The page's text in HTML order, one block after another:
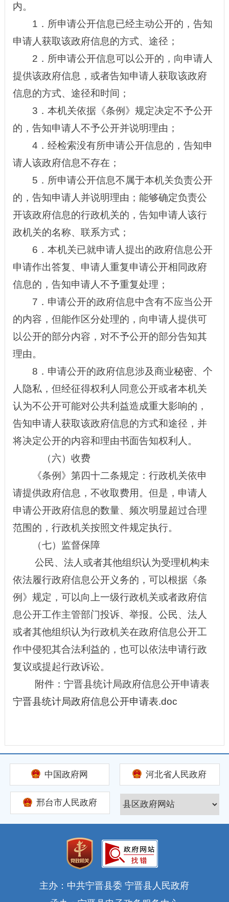
内。
1．所申请公开信息已经主动公开的，告知
申请人获取该政府信息的方式、途径；
2．所申请公开信息可以公开的，向申请人
提供该政府信息，或者告知申请人获取该政府
信息的方式、途径和时间；
3．本机关依据《条例》规定决定不予公开
的，告知申请人不予公开并说明理由；
4．经检索没有所申请公开信息的，告知申
请人该政府信息不存在；
5．所申请公开信息不属于本机关负责公开
的，告知申请人并说明理由；能够确定负责公
开该政府信息的行政机关的，告知申请人该行
政机关的名称、联系方式；
6．本机关已就申请人提出的政府信息公开
申请作出答复、申请人重复申请公开相同政府
信息的，告知申请人不予重复处理；
7．申请公开的政府信息中含有不应当公开
的内容，但能作区分处理的，向申请人提供可
以公开的部分内容，对不予公开的部分告知其
理由。
8．申请公开的政府信息涉及商业秘密、个
人隐私，但经征得权利人同意公开或者本机关
认为不公开可能对公共利益造成重大影响的，
告知申请人获取该政府信息的方式和途径，并
将决定公开的内容和理由书面告知权利人。
（六）收费
《条例》第四十二条规定：行政机关依申
请提供政府信息，不收取费用。但是，申请人
申请公开政府信息的数量、频次明显超过合理
范围的，行政机关按照文件规定执行。
（七）监督保障
公民、法人或者其他组织认为受理机构未
依法履行政府信息公开义务的，可以根据《条
例》规定，可以向上一级行政机关或者政府信
息公开工作主管部门投诉、举报。公民、法人
或者其他组织认为行政机关在政府信息公开工
作中侵犯其合法利益的，也可以依法申请行政
复议或提起行政诉讼。
附件：宁晋县统计局政府信息公开申请表
宁晋县统计局政府信息公开申请表.doc
中国政府网 河北省人民政府
邢台市人民政府
主办：中共宁晋县委 宁晋县人民政府